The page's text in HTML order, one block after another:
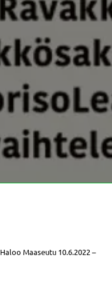
Haloo Maaseutu 10.6.2022 –